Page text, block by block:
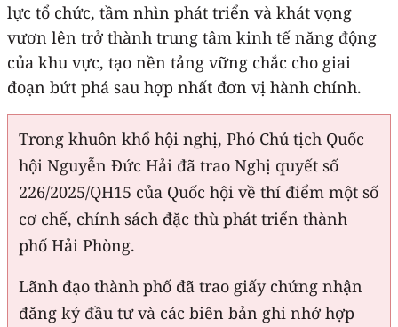
lực tổ chức, tầm nhìn phát triển và khát vọng
vươn lên trở thành trung tâm kinh tế năng động
của khu vực, tạo nền tảng vững chắc cho giai
đoạn bứt phá sau hợp nhất đơn vị hành chính.
Trong khuôn khổ hội nghị, Phó Chủ tịch Quốc
hội Nguyễn Đức Hải đã trao Nghị quyết số
226/2025/QH15 của Quốc hội về thí điểm một số
cơ chế, chính sách đặc thù phát triển thành
phố Hải Phòng.
Lãnh đạo thành phố đã trao giấy chứng nhận
đăng ký đầu tư và các biên bản ghi nhớ hợp